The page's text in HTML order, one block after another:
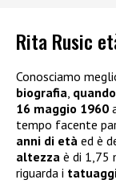
Rita Rusic
Conosciamo
biografia
16 maggio 1960
tempo facente
anni di età ed è
altezza è di 1,75
riguarda i